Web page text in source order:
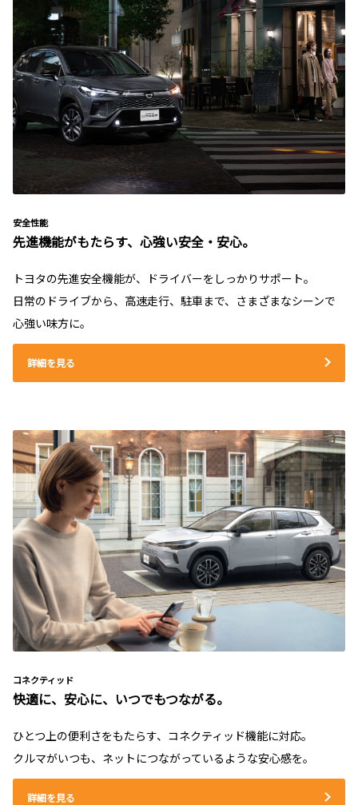
安全性能
先進機能がもたらす、心強い安全・安心。
トヨタの先進安全機能が、ドライバーをしっかりサポート。
日常のドライブから、高速走行、駐車まで、さまざまなシーンで
心強い味方に。
詳細を見る
コネクティッド
快適に、安心に、いつでもつながる。
ひとつ上の便利さをもたらす、コネクティッド機能に対応。
クルマがいつも、ネットにつながっているような安心感を。
詳細を見る